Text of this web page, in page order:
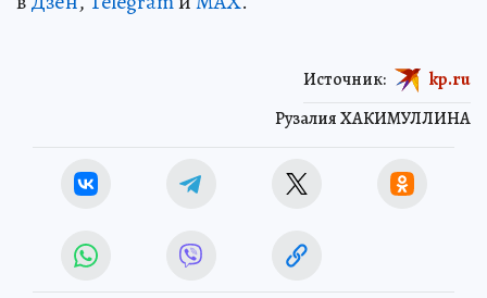
Рузалия ХАКИМУЛЛИНА
Источник: kp.ru